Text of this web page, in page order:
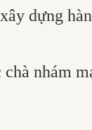
dựng
nhám